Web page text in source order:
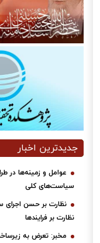
جدیدترین اخبار
عوامل و زمینه‌ها در
سیاست‌های کلی
نظارت بر حسن اجرای
نظارت بر فرایندها
مخبر: تعرض به